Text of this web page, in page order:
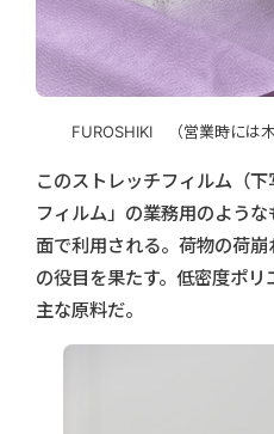
FUROSHIKI （営業時には
このストレッチフィルム（
フィルム」の業務用のよう
面で利用される。荷物の荷
の役目を果たす。低密度ポ
主な原料だ。